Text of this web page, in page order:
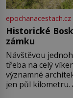
epochanacestach.cz
Historické
zámku
Návštěvou
třeba na celý
významné
jen půl kilometru.